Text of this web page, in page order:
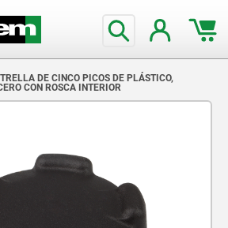
DE CINCO PICOS DE PLÁSTICO,
CON ROSCA INTERIOR